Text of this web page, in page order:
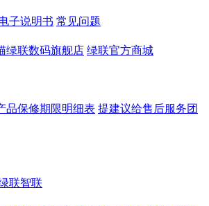
子说明书 常见问题
绿联数码旗舰店 绿联官方商城
品保修期限明细表 提建议给售后服务团
联智联